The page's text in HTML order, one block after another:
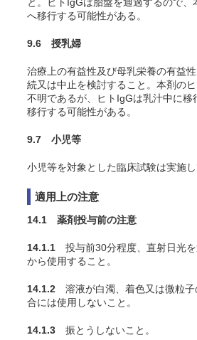
へ移行する可能性がある。
9.6 授乳婦
治療上の有益性及び母乳栄養の有益
続又は中止を検討すること。本剤の
不明であるが、ヒトIgGは乳汁中に移
移行する可能性がある。
9.7 小児等
小児等を対象とした臨床試験は実施し
適用上の注意
14.1 薬剤投与前の注意
14.1.1 投与前30分程度、直射日光
から使用すること。
14.1.2 溶液が白濁、着色又は微粒子
合には使用しないこと。
14.1.3 振とうしないこと。